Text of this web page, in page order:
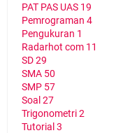
PAT PAS UAS 19
Pemrograman 4
Pengukuran 1
Radarhot com 11
SD29
SMA 50
SMP 57
Soal 27
Trigonometri2
Tutorial 3